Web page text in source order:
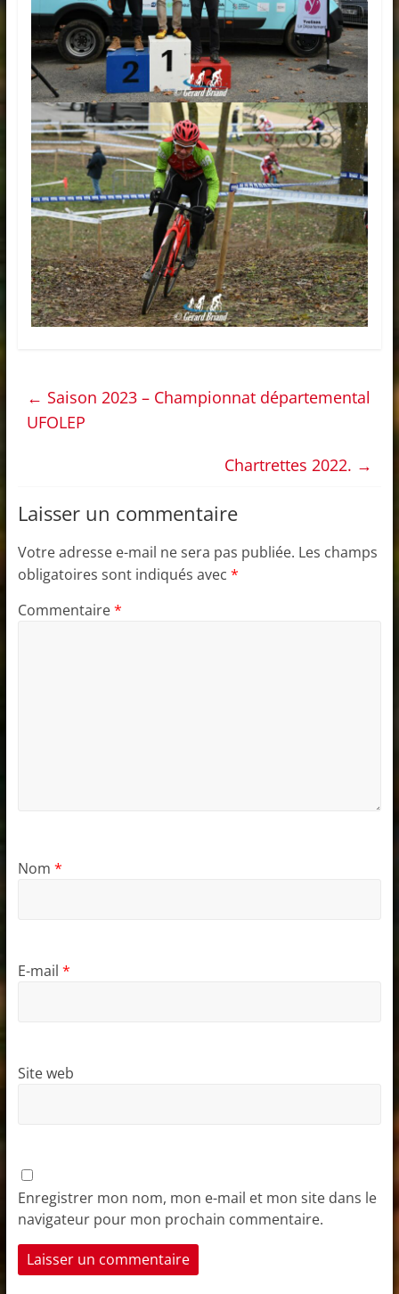
← Saison 2023 – Championnat départemental
UFOLEP
Chartrettes 2022. →
Laisser un commentaire
Votre adresse e-mail ne sera pas publiée. Les champs
obligatoires sont indiqués avec *
Commentaire*
Nom *
E-mail *
Site web
Enregistrer mon nom, mon e-mail et mon site dans le
navigateur pour mon prochain commentaire.